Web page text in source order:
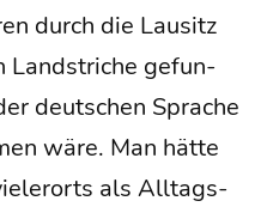
durch die Lau­sitz
Land­stri­che gefun­
deut­schen Spra­che
wäre. Man hät­te
als All­tags­